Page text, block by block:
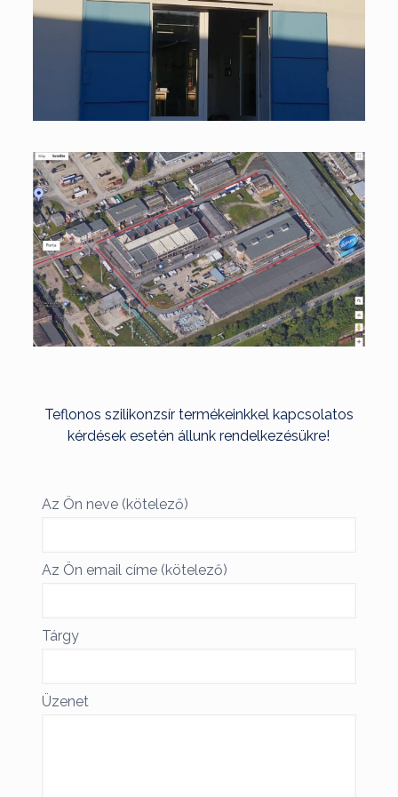
Teflonos szilikonzsír termékeinkkel kapcsolatos
kérdések esetén állunk rendelkezésükre!
Az Ön neve (kötelező)
Az Ön email címe (kötelező)
Tárgy
Üzenet